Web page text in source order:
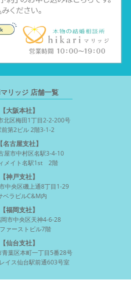
リッジ 店舗一覧
【大阪本社】
北区梅田1丁目2-2-200号
前第2ビル 2階3-1-2
【名古屋支社】
屋市中村区名駅3-4-10
メイト名駅1st 2階
【神戸支社】
中央区磯上通8丁目1-29
ベラビルC&M内
【福岡支社】
市中央区天神4-6-28
ァーストビル7階
【仙台支社】
葉区本町一丁目5番28号
イス仙台駅前通603号室